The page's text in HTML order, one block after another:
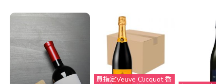
買指定Veuve Clicquot 香